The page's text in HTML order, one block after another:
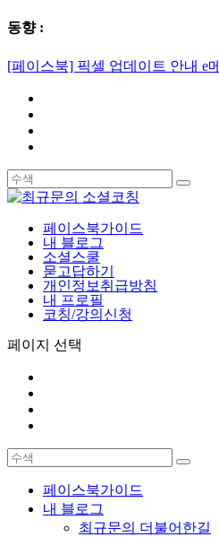
동향 :
[페이스북] 픽셀 업데이트 안내 e
페이스북가이드
내 블로그
소셜스쿨
묻고답하기
개인정보취급방침
내 프로필
코칭/강의신청
페이지 선택
페이스북가이드
내 블로그
최규문의 더불어한길